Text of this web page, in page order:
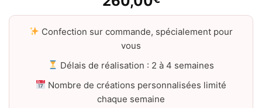
Confection sur commande, spécialement pour
vous
Délais de réalisation : 2 à 4 semaines
Nombre de créations personnalisées limité
chaque semaine